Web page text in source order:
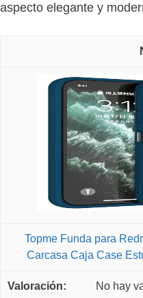
aspecto elegante y
Topme Funda para
Carcasa Caja Case
No hay